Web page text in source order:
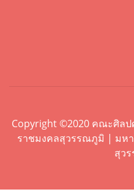
Copyright ©2020 คณะศิล
ราชมงคลสุวรรณภูมิ | มห
สุว